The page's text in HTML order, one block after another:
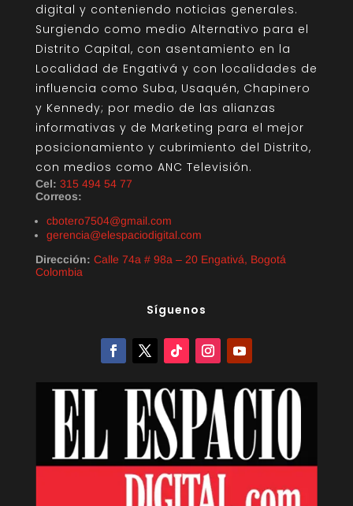
digital y conteniendo noticias generales.
Surgiendo como medio Alternativo para el
Distrito Capital, con asentamiento en la
Localidad de Engativá y con localidades de
influencia como Suba, Usaquén, Chapinero
y Kennedy; por medio de las alianzas
informativas y de Marketing para el mejor
posicionamiento y cubrimiento del Distrito,
con medios como ANC Televisión.
Cel: 315 494 54 77
Correos:
cbotero7504@gmail.com
gerencia@elespaciodigital.com
Dirección: Calle 74a # 98a – 20 Engativá, Bogotá
Colombia
Síguenos